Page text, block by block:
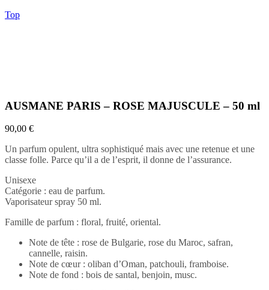
Top
AUSMANE PARIS – ROSE MAJUSCULE – 50 ml
90,00 €
Un parfum opulent, ultra sophistiqué mais avec une retenue et une
classe folle. Parce qu’il a de l’esprit, il donne de l’assurance.
Unisexe
Catégorie : eau de parfum.
Vaporisateur spray 50 ml.
Famille de parfum : floral, fruité, oriental.
Note de tête : rose de Bulgarie, rose du Maroc, safran,
cannelle, raisin.
Note de cœur : oliban d’Oman, patchouli, framboise.
Note de fond : bois de santal, benjoin, musc.